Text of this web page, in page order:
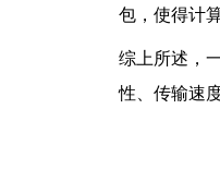
包，使得计
综上所述，
性、传输速